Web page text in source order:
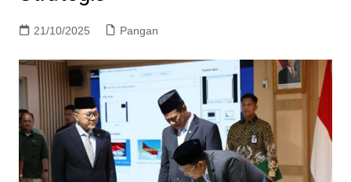
21/10/2025 Pangan